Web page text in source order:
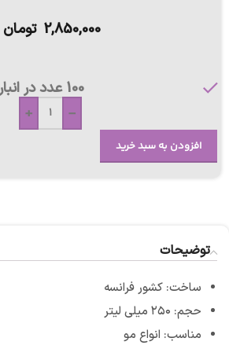
2,850,000 تومان
100 عدد در انبار
-
+
افزودن به سبد خرید
توضیحات
ساخت: کشور فرانسه
حجم: ۲۵۰ میلی لیتر
مناسب: انواع مو